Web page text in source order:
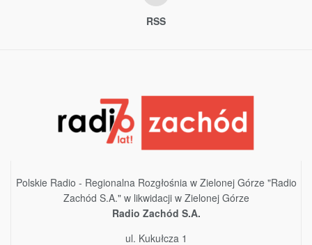
RSS
Polskie Radio - Regionalna Rozgłośnia w Zielonej Górze "Radio
Zachód S.A." w likwidacji w Zielonej Górze
Radio Zachód S.A.
ul. Kukułcza 1